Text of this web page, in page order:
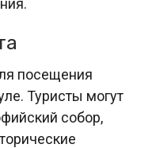
посещения
Туристы могут
собор,